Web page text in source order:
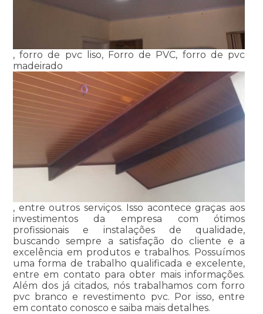
, forro de pvc liso, Forro de PVC, forro de pvc
madeirado
, entre outros serviços. Isso acontece graças aos
investimentos da empresa com ótimos
profissionais e instalações de qualidade,
buscando sempre a satisfação do cliente e a
excelência em produtos e trabalhos. Possuímos
uma forma de trabalho qualificada e excelente,
entre em contato para obter mais informações.
Além dos já citados, nós trabalhamos com forro
pvc branco e revestimento pvc. Por isso, entre
em contato conosco e saiba mais detalhes.